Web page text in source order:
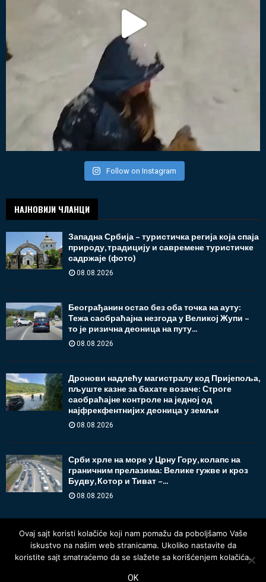
Follow on Instagram
НАЈНОВИЈИ ЧЛАНЦИ
Западна Србија – туристичка регија која спаја
природу, традицију и савремене туристичке
садржаје (фото)
08.08.2026
Београђанин остао без оба точка на ауту:
Тежа саобраћајна незгода у Великој Жупи –
то је ризична деоница на путу...
08.08.2026
Дронови надлећу магистралу код Пријепоља,
пљуште казне за бахате возаче: Строге
саобраћајне контроле на једној од
најфрекфентнијих деоница у земљи
08.08.2026
Срби хрле на море у Црну Гору, колапс на
граничним прелазима: Велике гужве и кроз
Будву, Котор и Тиват –...
08.08.2026
Ovaj sajt koristi kolačiće koji nam pomažu da poboljšamo Vaše
iskustvo na našim web stranicama. Ukoliko nastavite da
koristite sajt smatraćemo da se slažete sa korišćenjem kolačića.
OK